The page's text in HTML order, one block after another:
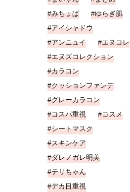
みちょぱ
ゆらぎ肌
アイシャドウ
アンニュイ
エヌコレ
エヌズコレクション
カラコン
クッションファンデ
グレーカラコン
コスパ重視
コスメ
シートマスク
スキンケア
ダレノガレ明美
テリちゃん
デカ目重視